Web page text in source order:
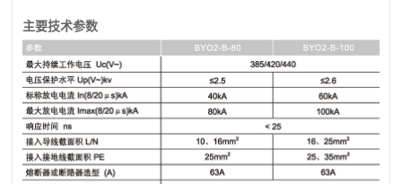
主要技术参数